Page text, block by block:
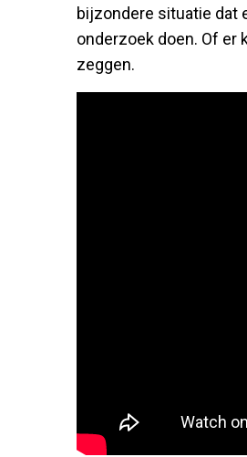
bijzondere situatie dat
onderzoek doen. Of er
zeggen.